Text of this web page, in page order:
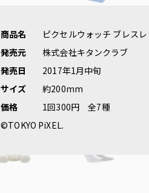
商品名
ピクセルウォッチ ブレスレ
発売元
株式会社キタンクラブ
発売日
2017年1月中旬
サイズ
約200mm
価格
1回300円
全7種
©TOKYO PiXEL.